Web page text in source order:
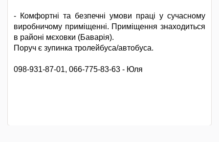
- Комфортні та безпечні умови праці у сучасному
виробничому приміщенні. Приміщення знаходиться
в районі мєховки (Баварія).
Поруч є зупинка тролейбуса/автобуса.
098-931-87-01, 066-775-83-63 - Юля